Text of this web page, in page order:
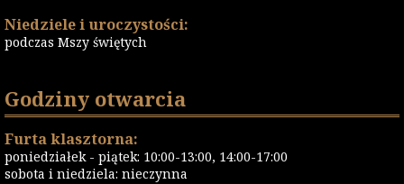
Niedziele i uroczystości:
podczas Mszy świętych
Godziny otwarcia
Furta klasztorna:
poniedziałek - piątek: 10:00-13:00, 14:00-17:00
sobota i niedziela: nieczynna